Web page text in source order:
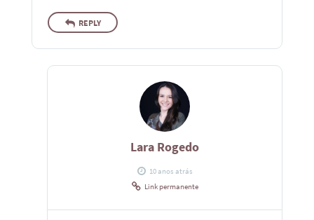
REPLY
Lara Rogedo
10 anos atrás
Link permanente